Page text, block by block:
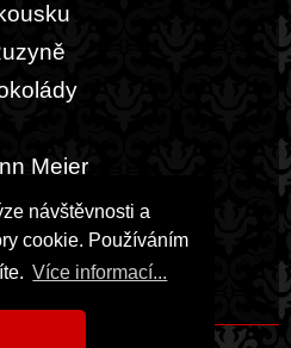
návštěvnosti a
cookie. Používáním
Více informací...
Meier